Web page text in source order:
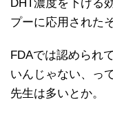
DHT濃度を下げる
プーに応用された
FDAでは認められ
いんじゃない、っ
先生は多いとか。